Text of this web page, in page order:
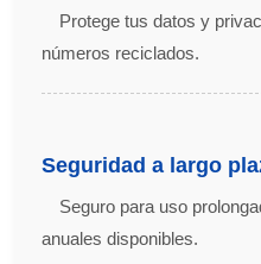
Protege tus datos y
números reciclados.
Seguridad a largo
Seguro para uso
anuales disponibles.